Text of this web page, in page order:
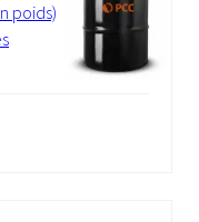
poids)